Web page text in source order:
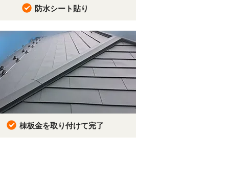
防水シート貼り
棟板金を取り付けて完了